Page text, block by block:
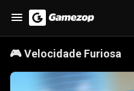
🎮Velocidade Furiosa